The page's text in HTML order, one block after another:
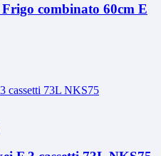
combinato 60cm E